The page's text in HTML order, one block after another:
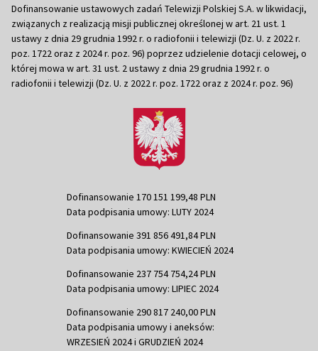
Dofinansowanie ustawowych zadań Telewizji Polskiej S.A. w likwidacji,
związanych z realizacją misji publicznej określonej w art. 21 ust. 1
ustawy z dnia 29 grudnia 1992 r. o radiofonii i telewizji (Dz. U. z 2022 r.
poz. 1722 oraz z 2024 r. poz. 96) poprzez udzielenie dotacji celowej, o
której mowa w art. 31 ust. 2 ustawy z dnia 29 grudnia 1992 r. o
radiofonii i telewizji (Dz. U. z 2022 r. poz. 1722 oraz z 2024 r. poz. 96)
Dofinansowanie 170 151 199,48 PLN
Data podpisania umowy: LUTY 2024
Dofinansowanie 391 856 491,84 PLN
Data podpisania umowy: KWIECIEŃ 2024
Dofinansowanie 237 754 754,24 PLN
Data podpisania umowy: LIPIEC 2024
Dofinansowanie 290 817 240,00 PLN
Data podpisania umowy i aneksów:
WRZESIEŃ 2024 i GRUDZIEŃ 2024